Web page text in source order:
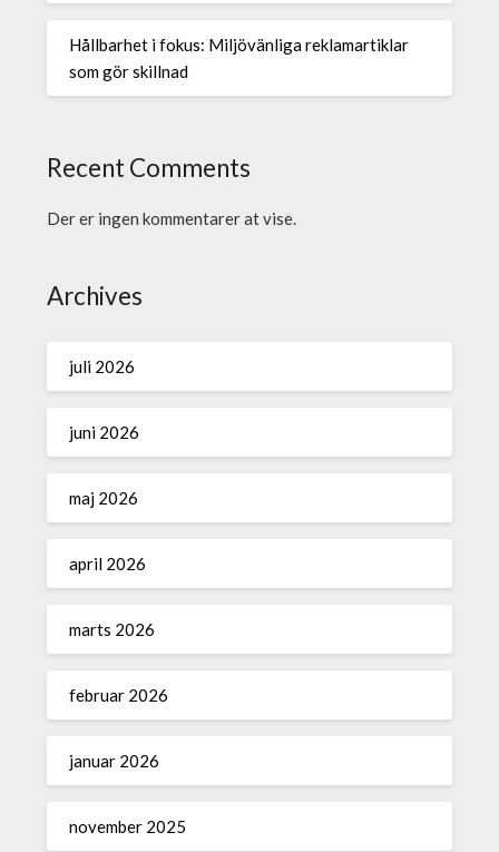
Hållbarhet i fokus: Miljövänliga reklamartiklar
som gör skillnad
Recent Comments
Der er ingen kommentarer at vise.
Archives
juli 2026
juni 2026
maj 2026
april 2026
marts 2026
februar 2026
januar 2026
november 2025